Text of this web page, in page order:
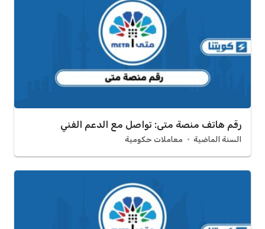
رقم هاتف منصة متى: تواصل مع الدعم الفني
السنة الماضية معاملات حكومية